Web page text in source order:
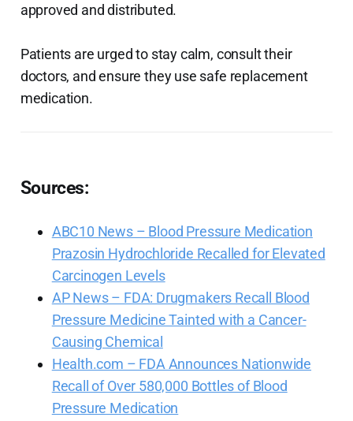
approved and distributed.
Patients are urged to stay calm, consult their
doctors, and ensure they use safe replacement
medication.
Sources:
ABC10 News – Blood Pressure Medication
Prazosin Hydrochloride Recalled for Elevated
Carcinogen Levels
AP News – FDA: Drugmakers Recall Blood
Pressure Medicine Tainted with a Cancer-
Causing Chemical
Health.com – FDA Announces Nationwide
Recall of Over 580,000 Bottles of Blood
Pressure Medication